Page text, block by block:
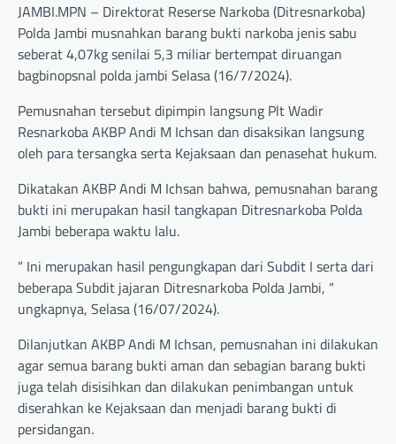
JAMBI.MPN – Direktorat Reserse Narkoba (Ditresnarkoba)
Polda Jambi musnahkan barang bukti narkoba jenis sabu
seberat 4,07kg senilai 5,3 miliar bertempat diruangan
bagbinopsnal polda jambi Selasa (16/7/2024).
Pemusnahan tersebut dipimpin langsung Plt Wadir
Resnarkoba AKBP Andi M Ichsan dan disaksikan langsung
oleh para tersangka serta Kejaksaan dan penasehat hukum.
Dikatakan AKBP Andi M Ichsan bahwa, pemusnahan barang
bukti ini merupakan hasil tangkapan Ditresnarkoba Polda
Jambi beberapa waktu lalu.
“ Ini merupakan hasil pengungkapan dari Subdit I serta dari
beberapa Subdit jajaran Ditresnarkoba Polda Jambi, “
ungkapnya, Selasa (16/07/2024).
Dilanjutkan AKBP Andi M Ichsan, pemusnahan ini dilakukan
agar semua barang bukti aman dan sebagian barang bukti
juga telah disisihkan dan dilakukan penimbangan untuk
diserahkan ke Kejaksaan dan menjadi barang bukti di
persidangan.